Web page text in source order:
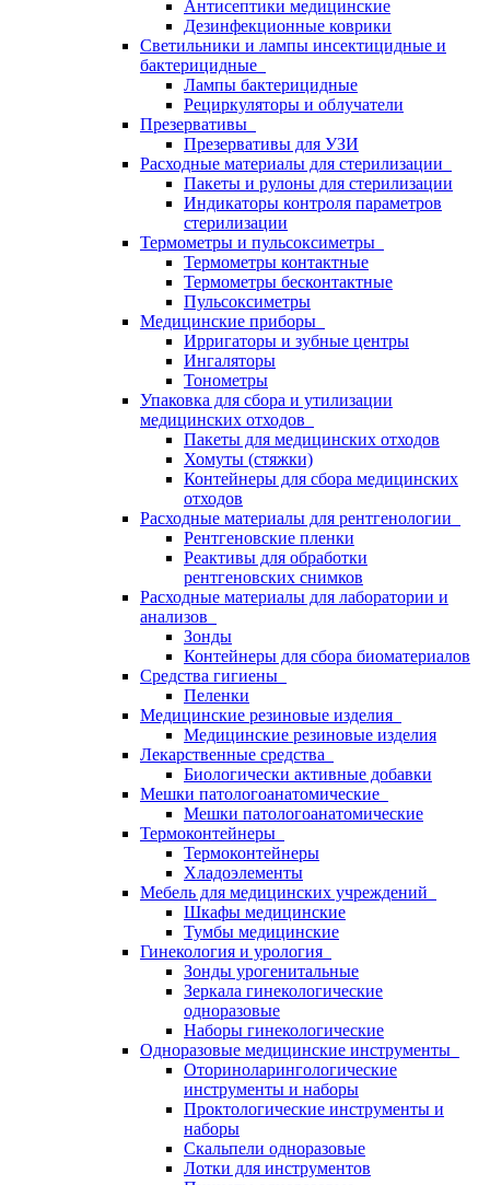
Антисептики медицинские
Дезинфекционные коврики
Светильники и лампы инсектицидные и
бактерицидные
Лампы бактерицидные
Рециркуляторы и облучатели
Презервативы
Презервативы для УЗИ
Расходные материалы для стерилизации
Пакеты и рулоны для стерилизации
Индикаторы контроля параметров
стерилизации
Термометры и пульсоксиметры
Термометры контактные
Термометры бесконтактные
Пульсоксиметры
Медицинские приборы
Ирригаторы и зубные центры
Ингаляторы
Тонометры
Упаковка для сбора и утилизации
медицинских отходов
Пакеты для медицинских отходов
Хомуты (стяжки)
Контейнеры для сбора медицинских
отходов
Расходные материалы для рентгенологии
Рентгеновские пленки
Реактивы для обработки
рентгеновских снимков
Расходные материалы для лаборатории и
анализов
Зонды
Контейнеры для сбора биоматериалов
Средства гигиены
Пеленки
Медицинские резиновые изделия
Медицинские резиновые изделия
Лекарственные средства
Биологически активные добавки
Мешки патологоанатомические
Мешки патологоанатомические
Термоконтейнеры
Термоконтейнеры
Хладоэлементы
Мебель для медицинских учреждений
Шкафы медицинские
Тумбы медицинские
Гинекология и урология
Зонды урогенитальные
Зеркала гинекологические
одноразовые
Наборы гинекологические
Одноразовые медицинские инструменты
Оториноларингологические
инструменты и наборы
Проктологические инструменты и
наборы
Скальпели одноразовые
Лотки для инструментов